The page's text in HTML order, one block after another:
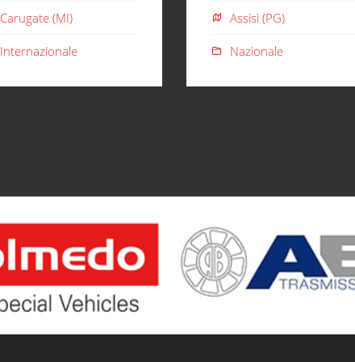
Carugate (MI)
Internazionale
Assisi (PG)
Nazionale